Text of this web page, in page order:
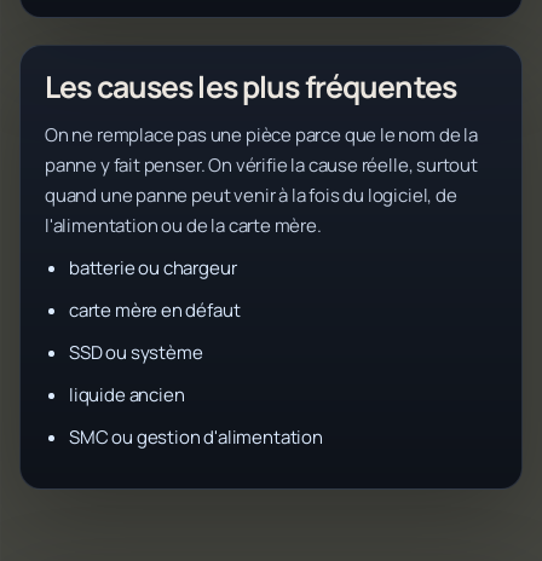
Les causes les plus fréquentes
On ne remplace pas une pièce parce que le nom de la
panne y fait penser. On vérifie la cause réelle, surtout
quand une panne peut venir à la fois du logiciel, de
l'alimentation ou de la carte mère.
batterie ou chargeur
carte mère en défaut
SSD ou système
liquide ancien
SMC ou gestion d'alimentation